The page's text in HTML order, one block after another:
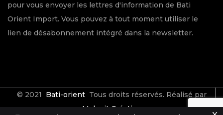
pour vous envoyer les lettres d'information de Bati
Orient Import. Vous pouvez à tout moment utiliser le
lien de désabonnement intégré dans la newsletter.
© 2021 Bati-orient Tous droits réservés. Réalisé par
Make it Créative